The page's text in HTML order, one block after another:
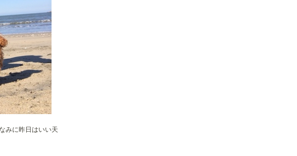
みに昨日はいい天